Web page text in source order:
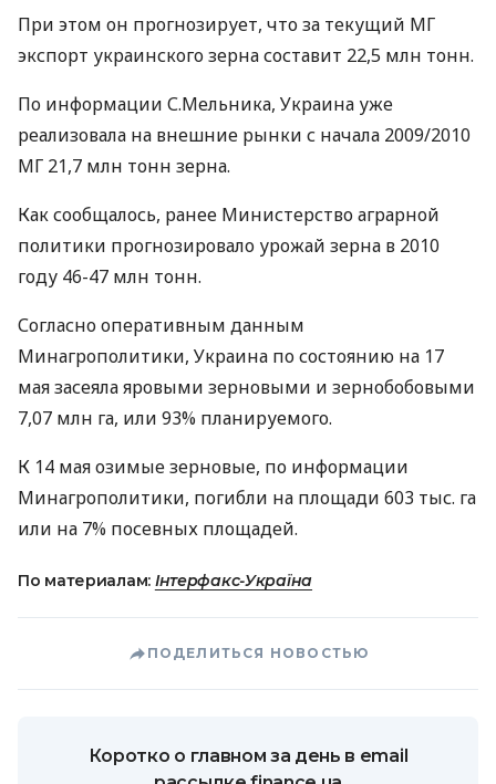
При этом он прогнозирует, что за текущий МГ
экспорт украинского зерна составит 22,5 млн тонн.
По информации С.Мельника, Украина уже
реализовала на внешние рынки с начала 2009/2010
МГ 21,7 млн тонн зерна.
Как сообщалось, ранее Министерство аграрной
политики прогнозировало урожай зерна в 2010
году 46-47 млн тонн.
Согласно оперативным данным
Минагрополитики, Украина по состоянию на 17
мая засеяла яровыми зерновыми и зернобобовыми
7,07 млн га, или 93% планируемого.
К 14 мая озимые зерновые, по информации
Минагрополитики, погибли на площади 603 тыс. га
или на 7% посевных площадей.
По материалам: Інтерфакс-Україна
ПОДЕЛИТЬСЯ НОВОСТЬЮ
Коротко о главном за день в email